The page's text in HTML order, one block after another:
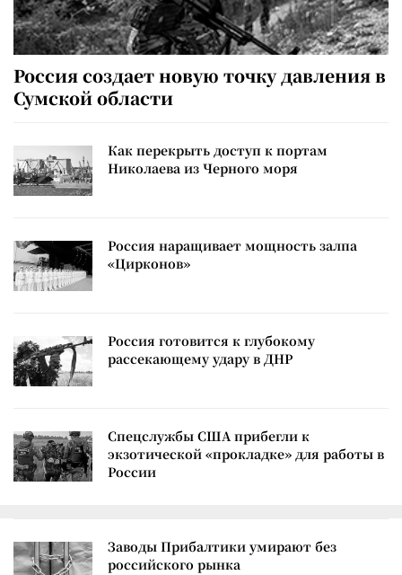
Россия создает новую точку давления в
Сумской области
Как перекрыть доступ к портам
Николаева из Черного моря
Россия наращивает мощность залпа
«Цирконов»
Россия готовится к глубокому
рассекающему удару в ДНР
Спецслужбы США прибегли к
экзотической «прокладке» для работы в
России
Заводы Прибалтики умирают без
российского рынка